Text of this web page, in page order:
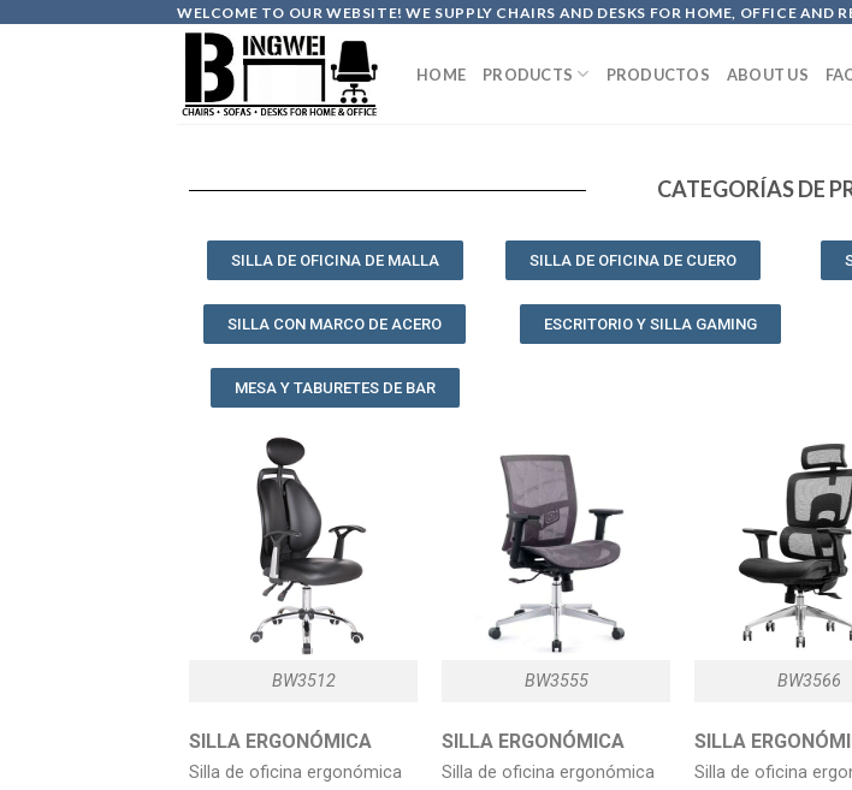
WELCOME TO OUR WEBSITE! WE SUPPLY CHAIRS AND DESKS FOR HOME, OFFICE AND
HOME PRODUCTS PRODUCTOS ABOUT US
CATEGORÍAS DE
SILLA DE OFICINA DE MALLA
SILLA CON MARCO DE ACERO
MESA Y TABURETES DE BAR
SILLA DE OFICINA DE CUERO
ESCRITORIO Y SILLA GAMING
BW3512
SILLA ERGONÓMICA
Silla de oficina ergonómica
BW3555
SILLA ERGONÓMICA
Silla de oficina ergonómica
BW3566
SILLA
Silla de oficina